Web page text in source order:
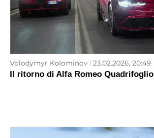
Volodymyr Kolominov 23.02.2026, 20:49
Il ritorno di Alfa Romeo Quadrifoglio